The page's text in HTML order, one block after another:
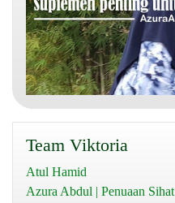
Team Viktoria
Atul Hamid
Azura Abdul | Penuaan Sihat